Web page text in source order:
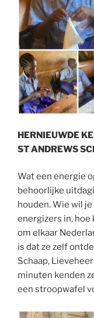
HERNIEUWDE
ST ANDREWS
Wat een energie
behoorlijke
houden. Wie wil
energizers in, hoe
om elkaar
is dat ze zelf
Schaap,
minuten kenden
een stroopwafel